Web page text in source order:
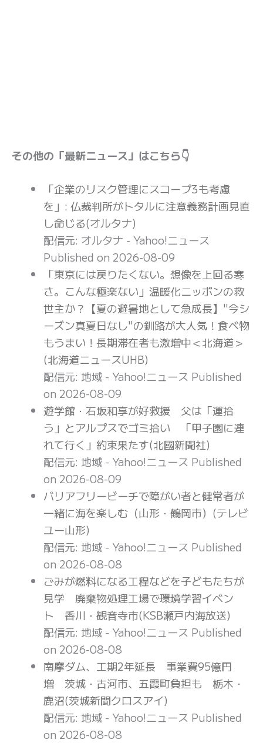
その他の「最新ニュース」はこちら👇
「企業のリスク管理にスコープ3も考慮
を」: 仏裁判所がトタルに注意義務計画見直
し命じる(オルタナ)
配信元: オルタナ - Yahoo!ニュース
Published on 2026-08-09
「東京には戻りたくない。想像を上回る寒
さ。こんな極楽ない」温暖化ニッポンの救
世主か？【夏の避暑地として急成長】"今シ
ーズン真夏日なし"の釧路が大人気！食べ物
もうまい！長期滞在者も激増中＜北海道＞
(北海道ニュースUHB)
配信元: 地域 - Yahoo!ニュース Published
on 2026-08-09
遊学館・石坂和享が好救援 父は「運拾
う」とアルプスでゴミ拾い 「甲子園に連
れて行く」約束果たす(北國新聞社)
配信元: 地域 - Yahoo!ニュース Published
on 2026-08-09
バリアフリービーチで障がい者と健常者が
一緒に海を楽しむ（山形・鶴岡市）(テレビ
ユー山形)
配信元: 地域 - Yahoo!ニュース Published
on 2026-08-08
ごみが燃料になる工程などを子どもたちが
見学 廃棄物処理工場で環境学習イベン
ト 香川・観音寺市(KSB瀬戸内海放送)
配信元: 地域 - Yahoo!ニュース Published
on 2026-08-08
南摩ダム、工期2年延長 事業費95億円
増 茨城・古河市、五霞町負担も 栃木・
鹿沼(茨城新聞クロスアイ)
配信元: 地域 - Yahoo!ニュース Published
on 2026-08-08